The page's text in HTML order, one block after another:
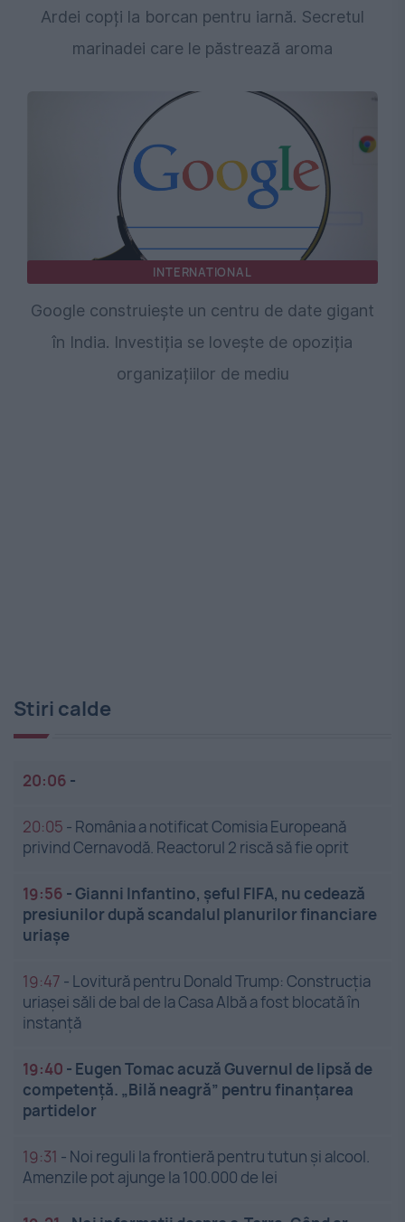
Ardei copți la borcan pentru iarnă. Secretul
marinadei care le păstrează aroma
INTERNATIONAL
Google construiește un centru de date gigant
în India. Investiția se lovește de opoziția
organizațiilor de mediu
Stiri calde
20:06 -
20:05 - România a notificat Comisia Europeană
privind Cernavodă. Reactorul 2 riscă să fie oprit
19:56 -Gianni Infantino, șeful FIFA, nu cedează
presiunilor după scandalul planurilor financiare
uriașe
19:47 - Lovitură pentru Donald Trump: Construcția
uriașei săli de bal de la Casa Albă a fost blocată în
instanță
19:40 - Eugen Tomac acuză Guvernul de lipsă de
competență. „Bilă neagră” pentru finanțarea
partidelor
19:31 - Noi reguli la frontieră pentru tutun și alcool.
Amenzile pot ajunge la 100.000 de lei